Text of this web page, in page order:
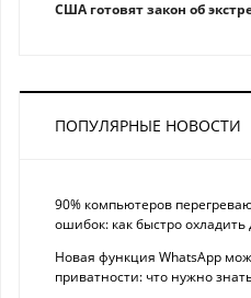
США готовят закон об
ПОПУЛЯРНЫЕ НОВОСТИ
90% компьютеров
ошибок: как быстро
Новая функция WhatsApp
приватности: что нужно